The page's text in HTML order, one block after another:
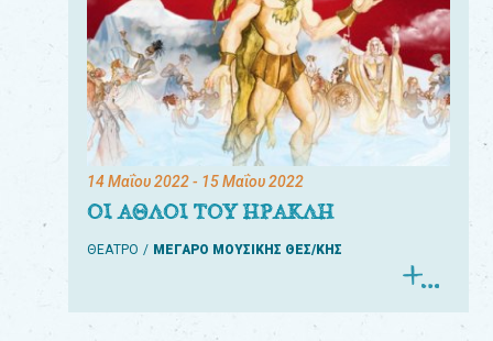
14 Μαΐου 2022- 15 Μαΐου 2022
ΟΙ ΑΘΛΟΙ ΤΟΥ ΗΡΑΚΛΗ
ΘΕΑΤΡΟ ΜΕΓΑΡΟ ΜΟΥΣΙΚΗΣ ΘΕΣ/ΚΗΣ